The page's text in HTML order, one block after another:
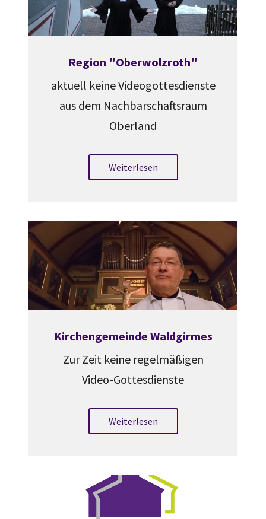
Region "Oberwolzroth"
aktuell keine Videogottesdienste
aus dem Nachbarschaftsraum
Oberland
Weiterlesen
Kirchengemeinde Waldgirmes
Zur Zeit keine regelmäßigen
Video-Gottesdienste
Weiterlesen